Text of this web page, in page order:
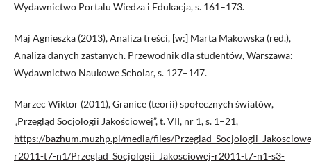
Wydawnictwo Portalu Wiedza i Edukacja, s. 161–173.
Maj Agnieszka (2013), Analiza treści, [w:] Marta Makowska (red.),
Analiza danych zastanych. Przewodnik dla studentów, Warszawa:
Wydawnictwo Naukowe Scholar, s. 127–147.
Marzec Wiktor (2011), Granice (teorii) społecznych światów,
„Przegląd Socjologii Jakościowej”, t. VII, nr 1, s. 1–21,
https://bazhum.muzhp.pl/media/files/
r2011-t7-n1/Przeglad_Socjologii_Jakosciowej-r2011-t7-n1-s3-